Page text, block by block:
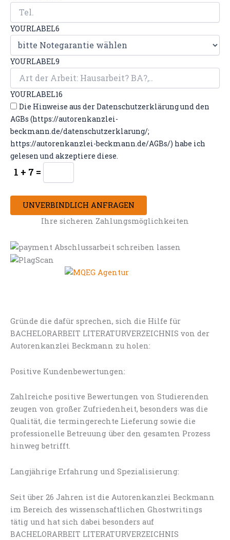
YOURLABEL6
YOURLABEL9
YOURLABEL16
Die Hinweise aus der Datenschutzerklärung und den
AGBs (https://autorenkanzlei-
beckmann.de/datenschutzerklarung/;
https://autorenkanzlei-beckmann.de/AGBs/) habe ich
gelesen und akzeptiere diese.
1 + 7 =
UNVERBINDLICH ANFRAGEN
Ihre sicheren Zahlungsmöglichkeiten
Gründe die dafür sprechen, sich die Hilfe für
BACHELORARBEIT LITERATURVERZEICHNIS von der
Autorenkanzlei Beckmann zu holen:
Positive Kundenbewertungen:
Zahlreiche positive Bewertungen von Studierenden
zeugen von großer Zufriedenheit, besonders was die
Qualität, die termingerechte Lieferung sowie die
professionelle Betreuung über den gesamten Prozess
hinweg betrifft.
Langjährige Erfahrung und Spezialisierung:
Seit über 26 Jahren ist die Autorenkanzlei Beckmann
im Bereich des wissenschaftlichen Ghostwritings
tätig und hat sich dabei besonders auf
BACHELORARBEIT LITERATURVERZEICHNIS